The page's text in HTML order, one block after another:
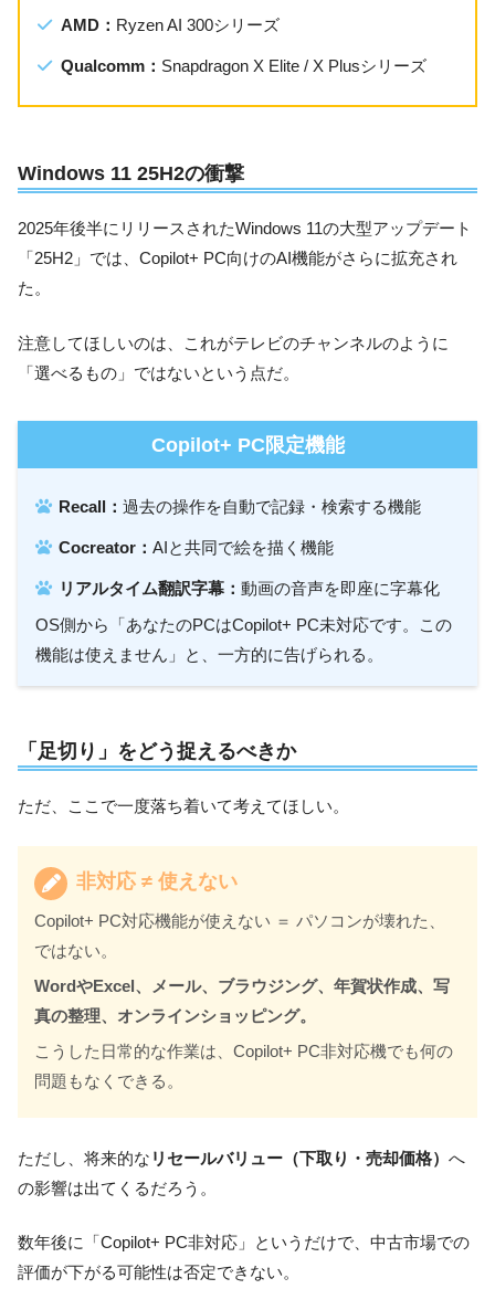
AMD： Ryzen AI 300シリーズ
Qualcomm： Snapdragon X Elite / X Plusシリーズ
Windows 11 25H2の衝撃
2025年後半にリリースされたWindows 11の大型アップデート
「25H2」では、Copilot+ PC向けのAI機能がさらに拡充され
た。
注意してほしいのは、これがテレビのチャンネルのように
「選べるもの」ではないという点だ。
Copilot+ PC限定機能
Recall：過去の操作を自動で記録・検索する機能
Cocreator：AIと共同で絵を描く機能
リアルタイム翻訳字幕：動画の音声を即座に字幕化
OS側から「あなたのPCはCopilot+ PC未対応です。この
機能は使えません」と、一方的に告げられる。
「足切り」をどう捉えるべきか
ただ、ここで一度落ち着いて考えてほしい。
非対応 ≠ 使えない
Copilot+ PC対応機能が使えない ＝ パソコンが壊れた、
ではない。
WordやExcel、メール、ブラウジング、年賀状作成、写
真の整理、オンラインショッピング。
こうした日常的な作業は、Copilot+ PC非対応機でも何の
問題もなくできる。
ただし、将来的な リセールバリュー（下取り・売却価格） へ
の影響は出てくるだろう。
数年後に「Copilot+ PC非対応」というだけで、中古市場での
評価が下がる可能性は否定できない。